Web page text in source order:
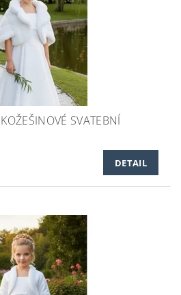
SVATEBNÍ
DETAIL